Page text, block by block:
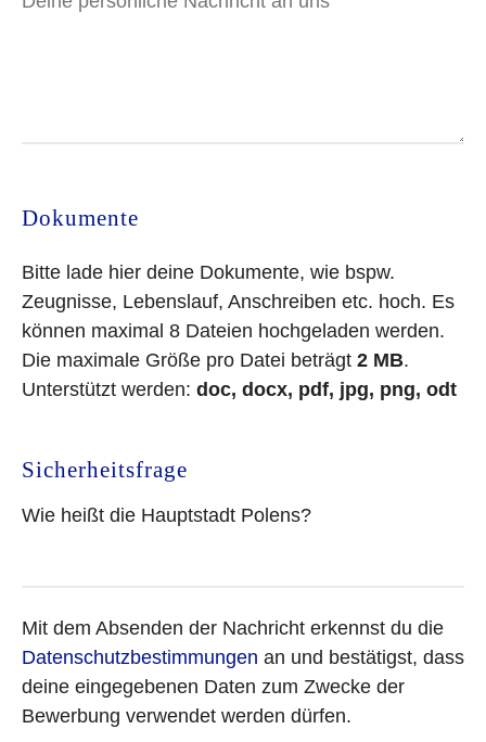
Dokumente
Bitte lade hier deine Dokumente, wie bspw.
Zeugnisse, Lebenslauf, Anschreiben etc. hoch. Es
können maximal 8 Dateien hochgeladen werden.
Die maximale Größe pro Datei beträgt 2 MB.
Unterstützt werden: doc, docx, pdf, jpg, png, odt
Sicherheitsfrage
Wie heißt die Hauptstadt Polens?
Mit dem Absenden der Nachricht erkennst du die
Datenschutzbestimmungen an und bestätigst, dass
deine eingegebenen Daten zum Zwecke der
Bewerbung verwendet werden dürfen.